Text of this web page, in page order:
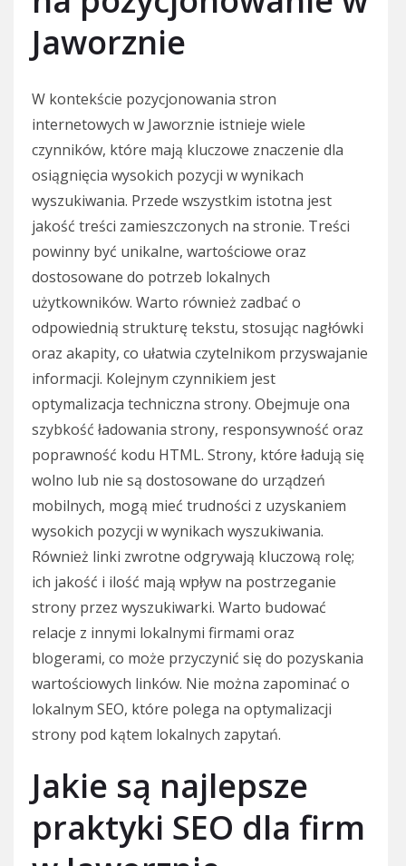
Jaworznie
W kontekście pozycjonowania stron
internetowych w Jaworznie istnieje wiele
czynników, które mają kluczowe znaczenie dla
osiągnięcia wysokich pozycji w wynikach
wyszukiwania. Przede wszystkim istotna jest
jakość treści zamieszczonych na stronie. Treści
powinny być unikalne, wartościowe oraz
dostosowane do potrzeb lokalnych
użytkowników. Warto również zadbać o
odpowiednią strukturę tekstu, stosując nagłówki
oraz akapity, co ułatwia czytelnikom przyswajanie
informacji. Kolejnym czynnikiem jest
optymalizacja techniczna strony. Obejmuje ona
szybkość ładowania strony, responsywność oraz
poprawność kodu HTML. Strony, które ładują się
wolno lub nie są dostosowane do urządzeń
mobilnych, mogą mieć trudności z uzyskaniem
wysokich pozycji w wynikach wyszukiwania.
Również linki zwrotne odgrywają kluczową rolę;
ich jakość i ilość mają wpływ na postrzeganie
strony przez wyszukiwarki. Warto budować
relacje z innymi lokalnymi firmami oraz
blogerami, co może przyczynić się do pozyskania
wartościowych linków. Nie można zapominać o
lokalnym SEO, które polega na optymalizacji
strony pod kątem lokalnych zapytań.
Jakie są najlepsze
praktyki SEO dla firm